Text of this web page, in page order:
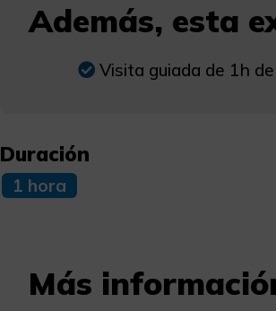
Además, esta
Visita guiada de 1h
Duración
1 hora
Más